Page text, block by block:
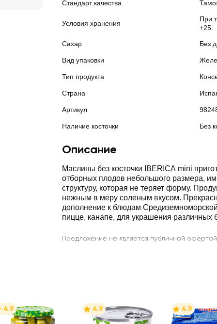
Стандарт качества
Условия хранения
При
+25.
Сахар Без
Вид упаковки
Тип продукта
Страна
Артикул
Наличие косточки Без
Описание
Маслины без косточки IBERICA mini
отборных плодов небольшого размера,
структуру, которая не теряет форму.
нежным в меру соленым вкусом.
дополнение к блюдам Средиземноморской
пицце, канапе, для украшения различных
Предложение не является публичной офертой
4.9 4.9 4.9